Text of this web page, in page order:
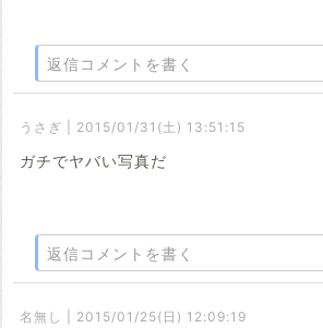
返信コメントを書く
うさぎ | 2015/01/31(土) 13:51:15
ガチでヤバい写真だ
返信コメントを書く
名無し | 2015/01/25(日) 12:09:19